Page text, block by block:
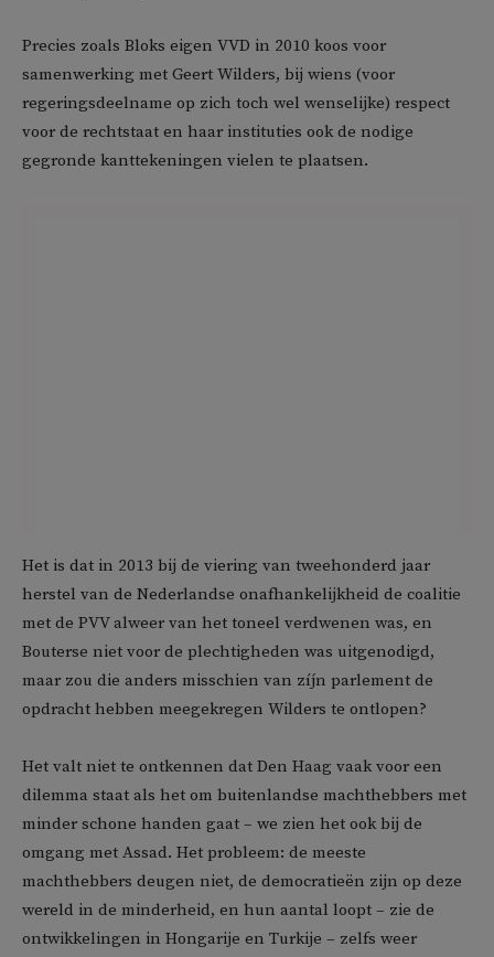
Precies zoals Bloks eigen VVD in 2010 koos voor
samenwerking met Geert Wilders, bij wiens (voor
regeringsdeelname op zich toch wel wenselijke) respect
voor de rechtstaat en haar instituties ook de nodige
gegronde kanttekeningen vielen te plaatsen.
Het is dat in 2013 bij de viering van tweehonderd jaar
herstel van de Nederlandse onafhankelijkheid de coalitie
met de PVV alweer van het toneel verdwenen was, en
Bouterse niet voor de plechtigheden was uitgenodigd,
maar zou die anders misschien van zíjn parlement de
opdracht hebben meegekregen Wilders te ontlopen?
Het valt niet te ontkennen dat Den Haag vaak voor een
dilemma staat als het om buitenlandse machthebbers met
minder schone handen gaat – we zien het ook bij de
omgang met Assad. Het probleem: de meeste
machthebbers deugen niet, de democratieën zijn op deze
wereld in de minderheid, en hun aantal loopt – zie de
ontwikkelingen in Hongarije en Turkije – zelfs weer